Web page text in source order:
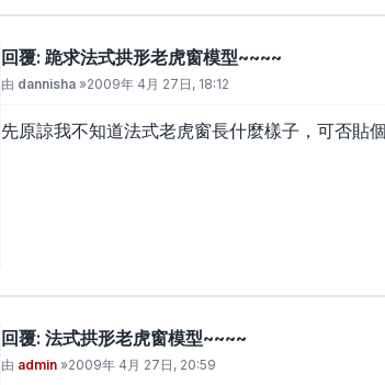
回覆: 跪求法式拱形老虎窗模型~~~~
文章
由 dannisha »2009年 4月 27日, 18:12
先原諒我不知道法式老虎窗長什麼樣子，可否貼
回覆: 法式拱形老虎窗模型~~~~
文章
由 admin »2009年 4月 27日, 20:59